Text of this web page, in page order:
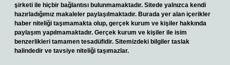
şirketi ile hiçbir bağlantısı bulunmamaktadır. Sitede yalnızca kendi
hazırladığımız makaleler paylaşılmaktadır. Burada yer alan içerikler
haber niteliği taşımamakta olup, gerçek kurum ve kişiler hakkında
paylaşım yapılmamaktadır. Gerçek kurum ve kişiler ile isim
benzerlikleri tamamen tesadüfidir. Sitemizdeki bilgiler taslak
halindedir ve tavsiye niteliği taşımazlar.